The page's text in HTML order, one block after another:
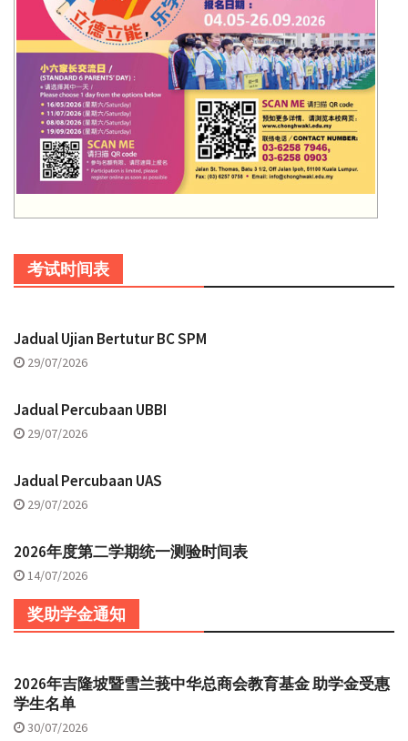
考试时间表
Jadual Ujian Bertutur BC SPM
29/07/2026
Jadual Percubaan UBBI
29/07/2026
Jadual Percubaan UAS
29/07/2026
2026年度第二学期统一测验时间表
14/07/2026
奖助学金通知
2026年吉隆坡暨雪兰莪中华总商会教育基金 助学金受惠
学生名单
30/07/2026